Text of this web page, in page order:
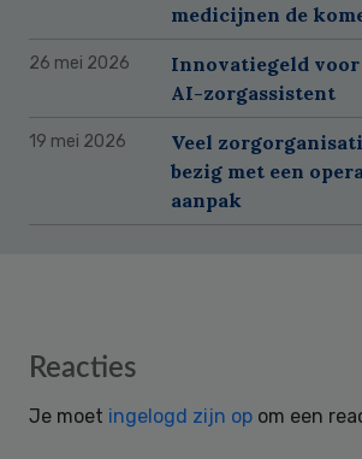
medicijnen de
26 mei 2026
Innovatiegeld
AI-zorgassistent
19 mei 2026
Veel
bezig met een
aanpak
Reader
Reacties
Je moet ingelogd zijn op om een